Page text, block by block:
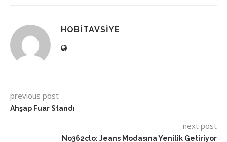
HOBITAVSIYE
previous post
Ahşap Fuar Standı
next post
No362clo: Jeans Modasına Yenilik Getiriyor